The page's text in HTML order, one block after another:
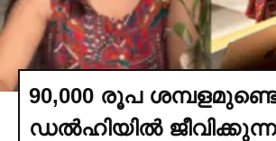
90,000 രൂപ
ഡല്‍ഹിയില്‍